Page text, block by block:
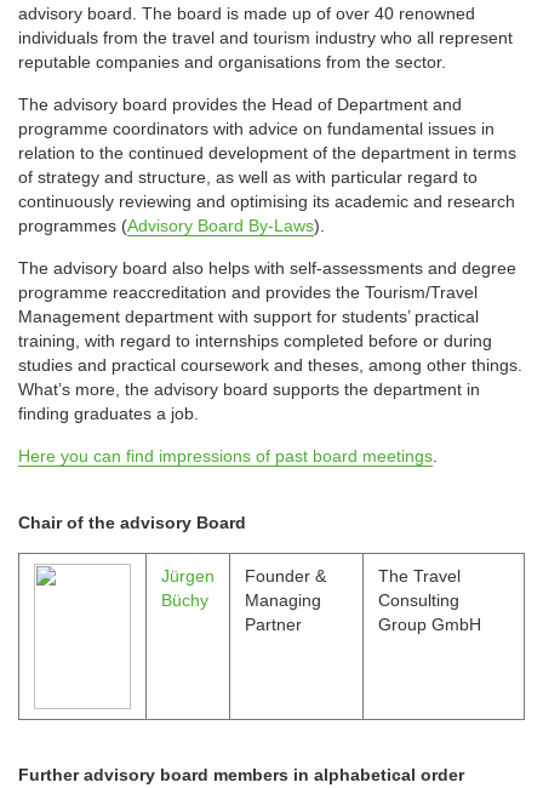
advisory board. The board is made up of over 40 renowned
individuals from the travel and tourism industry who all represent
reputable companies and organisations from the sector.
The advisory board provides the Head of Department and
programme coordinators with advice on fundamental issues in
relation to the continued development of the department in terms
of strategy and structure, as well as with particular regard to
continuously reviewing and optimising its academic and research
programmes (Advisory Board By-Laws).
The advisory board also helps with self-assessments and degree
programme reaccreditation and provides the Tourism/Travel
Management department with support for students’ practical
training, with regard to internships completed before or during
studies and practical coursework and theses, among other things.
What’s more, the advisory board supports the department in
finding graduates a job.
Here you can find impressions of past board meetings
Chair of the advisory Board
Jürgen
Büchy
Founder &
Managing
Partner
The Travel
Consulting
Group GmbH
Further advisory board members in alphabetical order